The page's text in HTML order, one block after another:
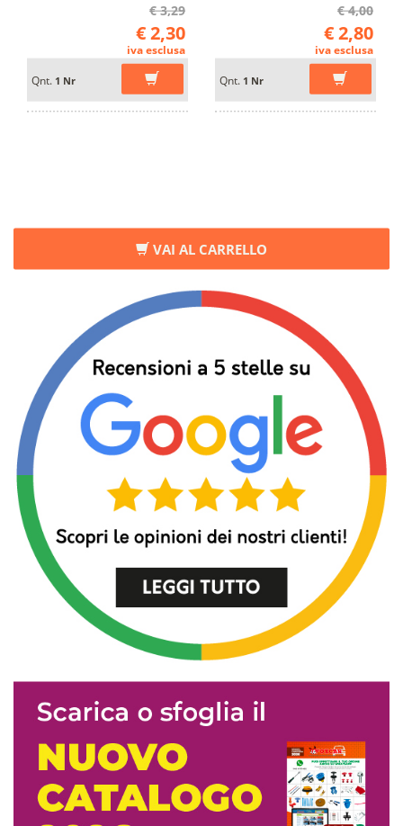
VAI AL CARRELLO
€ 3,29
€ 2,30
iva esclusa
Qnt. 1 Nr
€ 4,00
€ 2,80
iva esclusa
Qnt. 1 Nr